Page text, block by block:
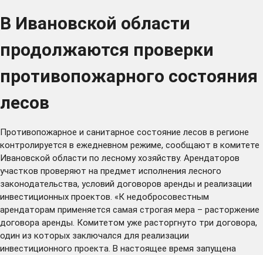
В Ивановской области
продолжаются проверки
противопожарного состояния
лесов
Противопожарное и санитарное состояние лесов в регионе
контролируется в ежедневном режиме, сообщают в комитете
Ивановской области по лесному хозяйству. Арендаторов
участков проверяют на предмет исполнения лесного
законодательства, условий договоров аренды и реализации
инвестиционных проектов. «К недобросовестным
арендаторам применяется самая строгая мера – расторжение
договора аренды. Комитетом уже расторгнуто три договора,
один из которых заключался для реализации
инвестиционного проекта. В настоящее время запущена